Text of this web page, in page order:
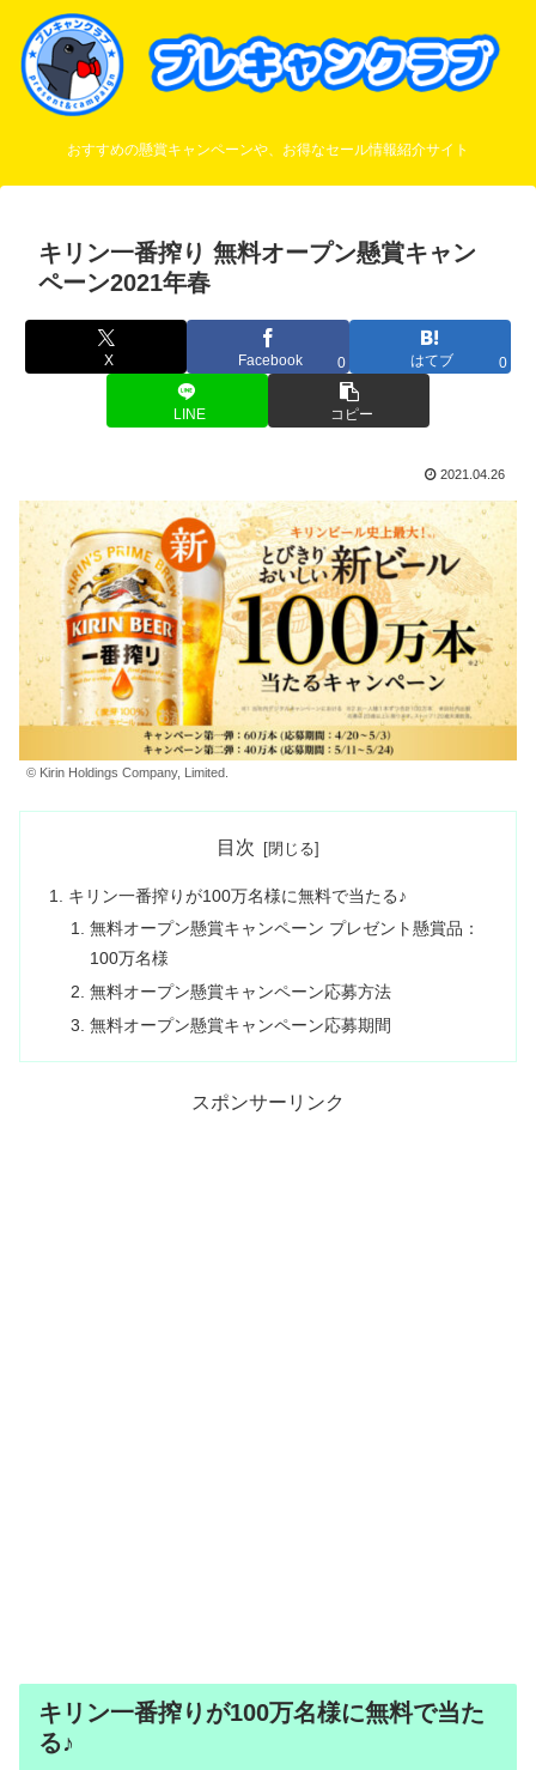
おすすめの懸賞キャンペーンや、お得なセール情報紹介サイト
キリン一番搾り 無料オープン懸賞キャン
ペーン2021年春
X Facebook 0 はてブ 0
LINE コピー
2021.04.26
© Kirin Holdings Company, Limited.
目次
キリン一番搾りが100万名様に無料で当たる♪
無料オープン懸賞キャンペーン プレゼント懸賞品：
100万名様
無料オープン懸賞キャンペーン応募方法
無料オープン懸賞キャンペーン応募期間
スポンサーリンク
キリン一番搾りが100万名様に無料で当た
る♪